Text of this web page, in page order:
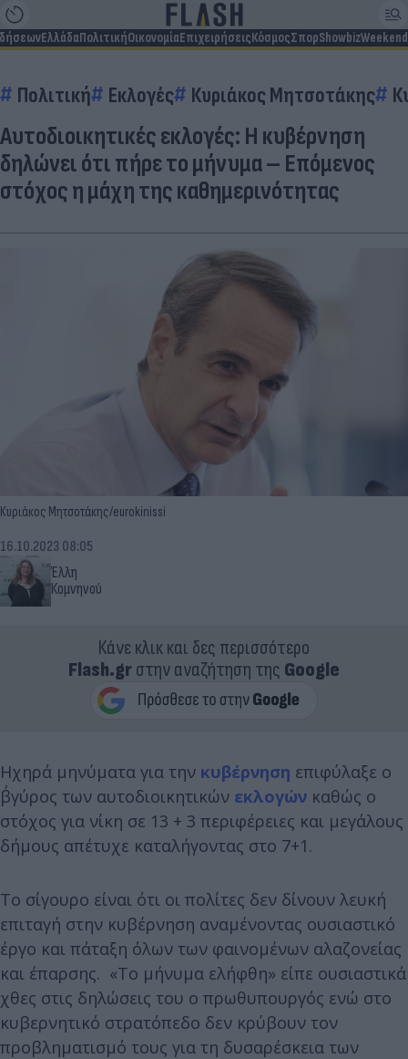
ΕλλάδαΠολιτικήΟικονομίαΕπιχειρήσειςΚόσμοςΣπορShowbizWeekend
Πολιτική Εκλογές Κυριάκος Μητσοτάκης
Αυτοδιοικητικές εκλογές: Η κυβέρνηση
δηλώνει ότι πήρε το μήνυμα – Επόμενος
στόχος η μάχη της καθημερινότητας
Κυριάκος Μητσοτάκης/eurokinissi
Έλλη
Κομνηνού
16.10.2023 08:05
Κάνε κλικ και δες περισσότερο
Flash.grστην αναζήτηση της Google
Ηχηρά μηνύματα για την κυβέρνηση επιφύλαξε ο
β΄γύρος των αυτοδιοικητικών εκλογών καθώς ο
στόχος για νίκη σε 13 + 3 περιφέρειες και μεγάλους
δήμους απέτυχε καταλήγοντας στο 7+1.
Το σίγουρο είναι ότι οι πολίτες δεν δίνουν λευκή
επιταγή στην κυβέρνηση αναμένοντας ουσιαστικό
έργο και πάταξη όλων των φαινομένων αλαζονείας
και έπαρσης. «Το μήνυμα ελήφθη» είπε ουσιαστικά
χθες στις δηλώσεις του ο πρωθυπουργός ενώ στο
κυβερνητικό στρατόπεδο δεν κρύβουν τον
προβληματισμό τους για τη δυσαρέσκεια των